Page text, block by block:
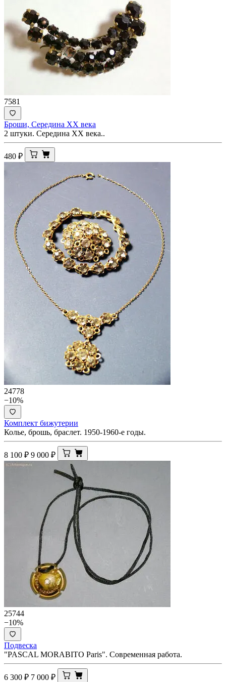
7581
Броши, Середина ХХ века
2 штуки. Середина ХХ века..
480 ₽
24778
−10%
Комплект бижутерии
Колье, брошь, браслет. 1950-1960-е годы.
8 100 ₽ 9 000 ₽
25744
−10%
Подвеска
"PASCAL MORABITO Paris". Современная работа.
6 300 ₽ 7 000 ₽